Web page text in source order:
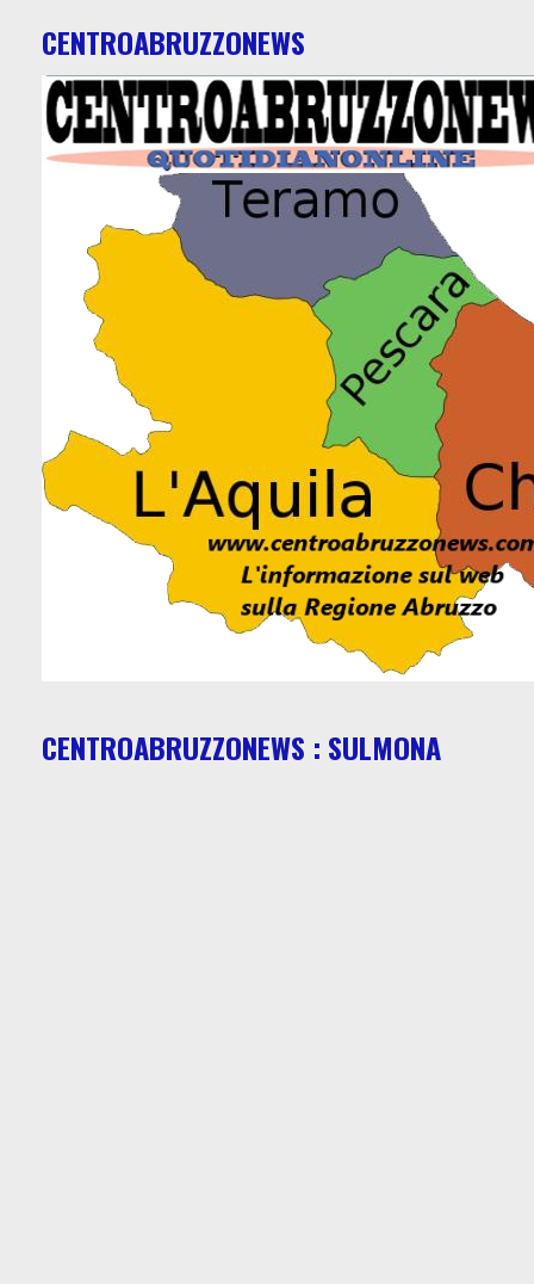
CENTROABRUZZONEWS
CENTROABRUZZONEWS : SULMONA